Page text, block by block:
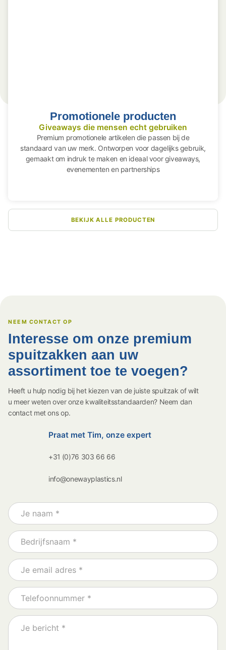
Promotionele producten
Giveaways die mensen echt gebruiken
Premium promotionele artikelen die passen bij de
standaard van uw merk. Ontworpen voor dagelijks gebruik,
gemaakt om indruk te maken en ideaal voor giveaways,
evenementen en partnerships
BEKIJK ALLE PRODUCTEN
NEEM CONTACT OP
Interesse om onze premium
spuitzakken aan uw
assortiment toe te voegen?
Heeft u hulp nodig bij het kiezen van de juiste spuitzak of wilt
u meer weten over onze kwaliteitsstandaarden? Neem dan
contact met ons op.
Praat met Tim, onze expert
+31 (0)76 303 66 66
info@onewayplastics.nl